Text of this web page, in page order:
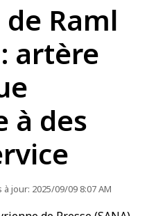
Raml
artère
à des
à jour: 2025/09/09 8:07 AM